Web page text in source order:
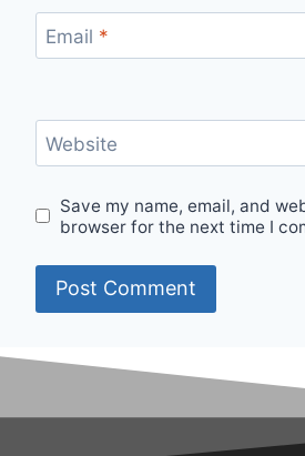
Email *
Website
Save my name, email, and
browser for the next time I